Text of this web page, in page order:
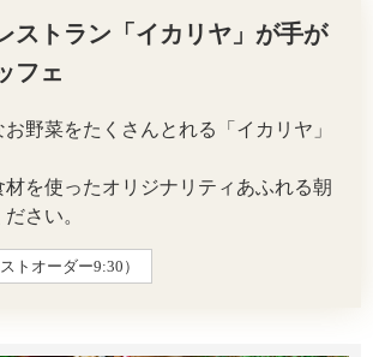
ストラン「イカリヤ」が手が
フェ
野菜をたくさんとれる「イカリヤ」
を使ったオリジナリティあふれる朝
さい。
トオーダー9:30）